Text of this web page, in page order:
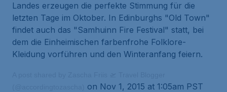
Landes erzeugen die perfekte Stimmung für die
letzten Tage im Oktober. In Edinburghs "Old Town"
findet auch das "Samhuinn Fire Festival" statt, bei
dem die Einheimischen farbenfrohe Folklore-
Kleidung vorführen und den Winteranfang feiern.
on Nov 1, 2015 at 1:05am PST